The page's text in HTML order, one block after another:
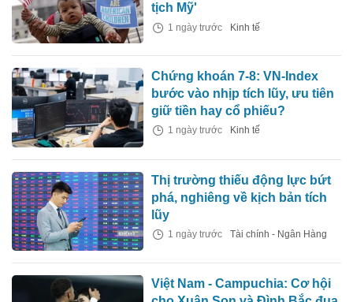
tịch Mỹ'
1 ngày trước Kinh tế
Chứng khoán 7-8: VN-Index
bước vào nhịp tích lũy, ưu tiên
giữ tiền hay cổ phiếu?
1 ngày trước Kinh tế
Thị trường thiếu động lực bứt
phá, nghiêng về kịch bản tích
lũy
1 ngày trước Tài chính - Ngân Hàng
Việt Nam - Campuchia: Cơ hội